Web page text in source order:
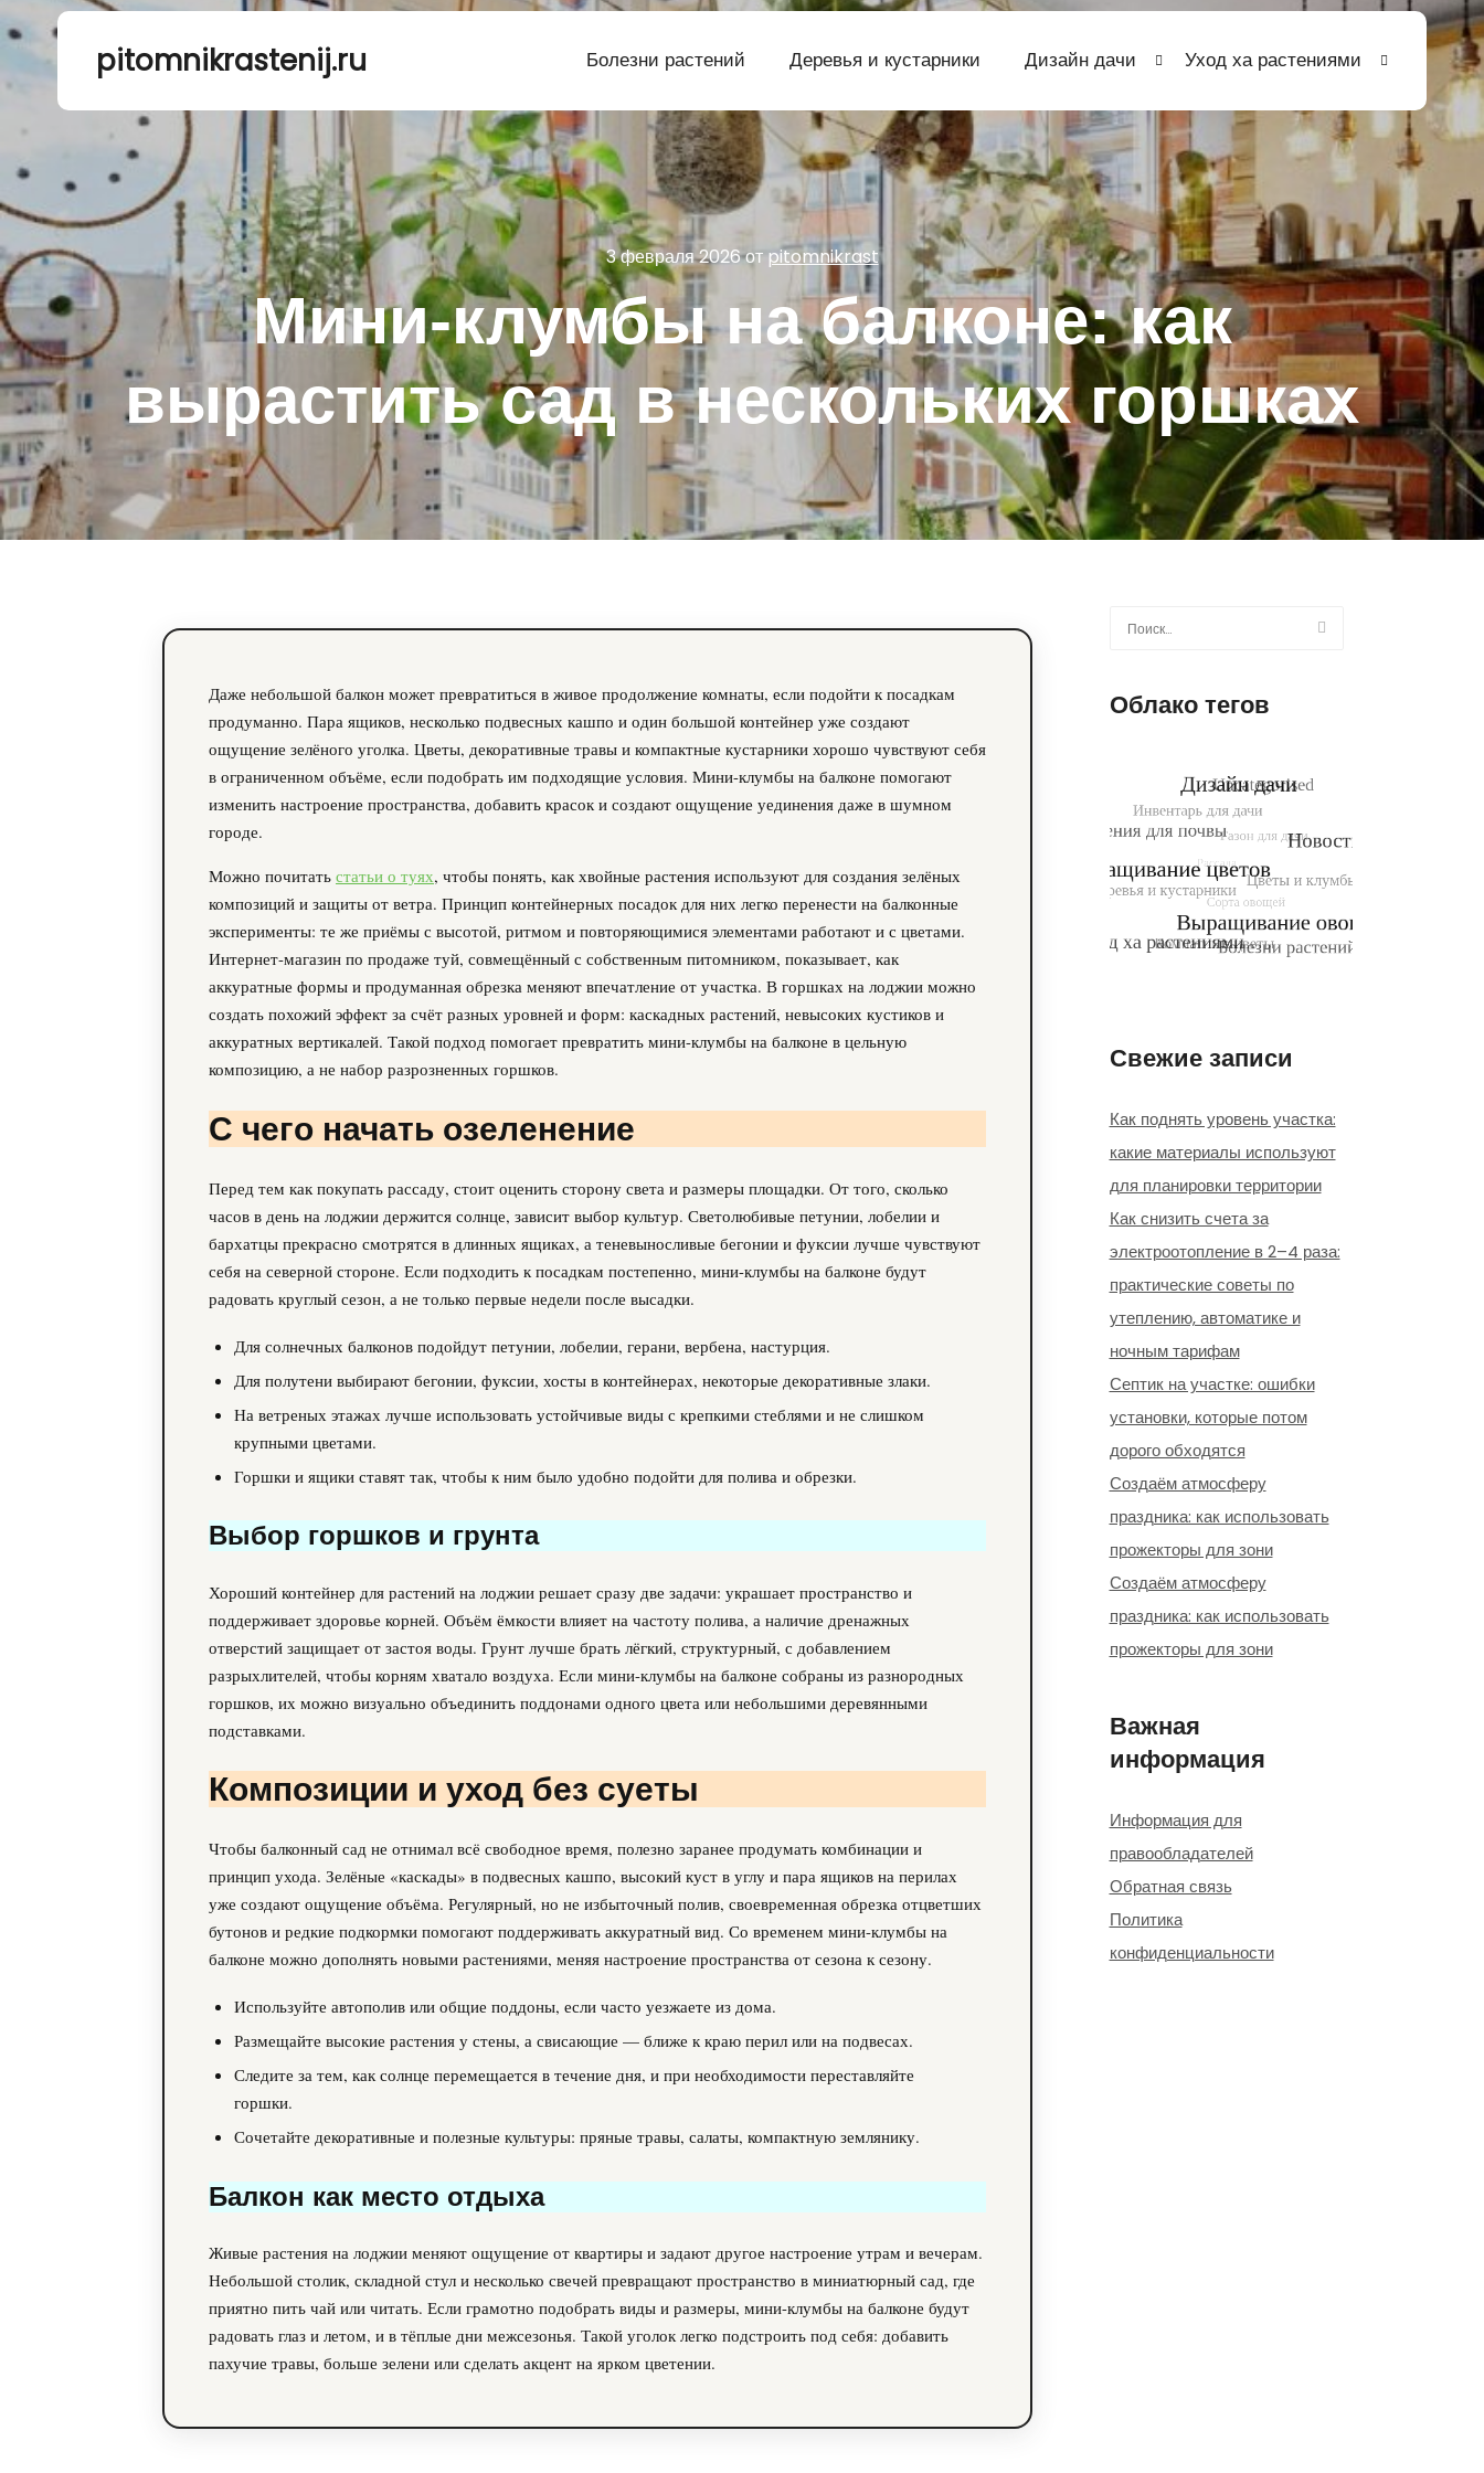
pitomnikrastenij.ru Болезни растений Деревья и кустарники Дизайн дачи Уход ха растениями
3 февраля 2026от pitomnikrast
Мини-клумбы на балконе: как
вырастить сад в нескольких горшках
Даже небольшой балкон может превратиться в живое продолжение комнаты, если подойти к посадкам
продуманно. Пара ящиков, несколько подвесных кашпо и один большой контейнер уже создают
ощущение зелёного уголка. Цветы, декоративные травы и компактные кустарники хорошо чувствуют себя
в ограниченном объёме, если подобрать им подходящие условия. Мини-клумбы на балконе помогают
изменить настроение пространства, добавить красок и создают ощущение уединения даже в шумном
городе.
Можно почитать статьи о туях, чтобы понять, как хвойные растения используют для создания зелёных
композиций и защиты от ветра. Принцип контейнерных посадок для них легко перенести на балконные
эксперименты: те же приёмы с высотой, ритмом и повторяющимися элементами работают и с цветами.
Интернет-магазин по продаже туй, совмещённый с собственным питомником, показывает, как
аккуратные формы и продуманная обрезка меняют впечатление от участка. В горшках на лоджии можно
создать похожий эффект за счёт разных уровней и форм: каскадных растений, невысоких кустиков и
аккуратных вертикалей. Такой подход помогает превратить мини-клумбы на балконе в цельную
композицию, а не набор разрозненных горшков.
С чего начать озеленение
Перед тем как покупать рассаду, стоит оценить сторону света и размеры площадки. От того, сколько
часов в день на лоджии держится солнце, зависит выбор культур. Светолюбивые петунии, лобелии и
бархатцы прекрасно смотрятся в длинных ящиках, а теневыносливые бегонии и фуксии лучше чувствуют
себя на северной стороне. Если подходить к посадкам постепенно, мини-клумбы на балконе будут
радовать круглый сезон, а не только первые недели после высадки.
Для солнечных балконов подойдут петунии, лобелии, герани, вербена, настурция.
Для полутени выбирают бегонии, фуксии, хосты в контейнерах, некоторые декоративные злаки.
На ветреных этажах лучше использовать устойчивые виды с крепкими стеблями и не слишком
крупными цветами.
Горшки и ящики ставят так, чтобы к ним было удобно подойти для полива и обрезки.
Выбор горшков и грунта
Хороший контейнер для растений на лоджии решает сразу две задачи: украшает пространство и
поддерживает здоровье корней. Объём ёмкости влияет на частоту полива, а наличие дренажных
отверстий защищает от застоя воды. Грунт лучше брать лёгкий, структурный, с добавлением
разрыхлителей, чтобы корням хватало воздуха. Если мини-клумбы на балконе собраны из разнородных
горшков, их можно визуально объединить поддонами одного цвета или небольшими деревянными
подставками.
Композиции и уход без суеты
Чтобы балконный сад не отнимал всё свободное время, полезно заранее продумать комбинации и
принцип ухода. Зелёные «каскады» в подвесных кашпо, высокий куст в углу и пара ящиков на перилах
уже создают ощущение объёма. Регулярный, но не избыточный полив, своевременная обрезка отцветших
бутонов и редкие подкормки помогают поддерживать аккуратный вид. Со временем мини-клумбы на
балконе можно дополнять новыми растениями, меняя настроение пространства от сезона к сезону.
Используйте автополив или общие поддоны, если часто уезжаете из дома.
Размещайте высокие растения у стены, а свисающие — ближе к краю перил или на подвесах.
Следите за тем, как солнце перемещается в течение дня, и при необходимости переставляйте
горшки.
Сочетайте декоративные и полезные культуры: пряные травы, салаты, компактную землянику.
Балкон как место отдыха
Живые растения на лоджии меняют ощущение от квартиры и задают другое настроение утрам и вечерам.
Небольшой столик, складной стул и несколько свечей превращают пространство в миниатюрный сад, где
приятно пить чай или читать. Если грамотно подобрать виды и размеры, мини-клумбы на балконе будут
радовать глаз и летом, и в тёплые дни межсезонья. Такой уголок легко подстроить под себя: добавить
пахучие травы, больше зелени или сделать акцент на ярком цветении.
Найти:
Облако тегов
Свежие записи
Как поднять уровень участка:
какие материалы используют
для планировки территории
Как снизить счета за
электроотопление в 2–4 раза:
практические советы по
утеплению, автоматике и
ночным тарифам
Септик на участке: ошибки
установки, которые потом
дорого обходятся
Создаём атмосферу
праздника: как использовать
прожекторы для зони
Создаём атмосферу
праздника: как использовать
прожекторы для зони
Важная
информация
Информация для
правообладателей
Обратная связь
Политика
конфиденциальности